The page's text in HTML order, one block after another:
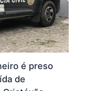
é preso
de